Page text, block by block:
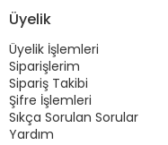
Üyelik
Üyelik İşlemleri
Siparişlerim
Sipariş Takibi
Şifre İşlemleri
Sıkça Sorulan Sorular
Yardım